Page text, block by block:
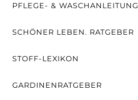
PFLEGE- & WASCHANLEITUNG
SCHÖNER LEBEN. RATGEBER
STOFF-LEXIKON
GARDINENRATGEBER